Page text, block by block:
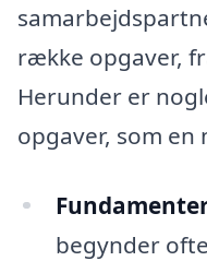
række opgaver,
Herunder er
opgaver, som
begynder